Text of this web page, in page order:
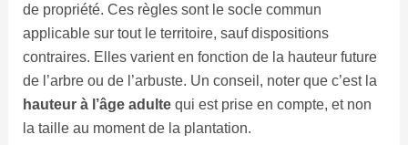
de propriété. Ces règles sont le socle commun
applicable sur tout le territoire, sauf dispositions
contraires. Elles varient en fonction de la hauteur future
de l’arbre ou de l’arbuste. Un conseil, noter que c’est la
hauteur à l’âge adultequi est prise en compte, et non
la taille au moment de la plantation.